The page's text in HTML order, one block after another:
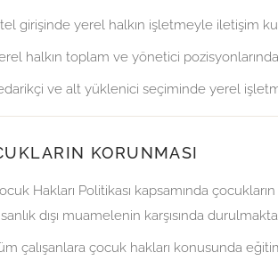
girişinde yerel halkın işletmeyle iletişim
halkın toplam ve yönetici
ve alt yüklenici seçiminde yerel
KORUNMASI
Hakları Politikası kapsamında
dışı muamelenin karşısında
çalışanlara çocuk hakları konusunda